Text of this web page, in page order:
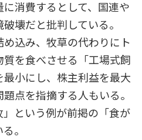
消費するとして、国連や
壊だと批判している。
込み、牧草の代わりにト
を食べさせる「工場式飼
小にし、株主利益を最大
点を指摘する人もいる。
という例が前掲の「食が
。